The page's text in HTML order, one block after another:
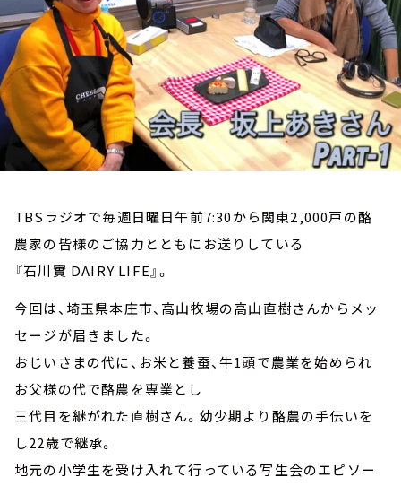
TBSラジオで毎週日曜日午前7:30から関東2,000戸の酪
農家の皆様のご協力とともにお送りしている
『石川實 DAIRY LIFE』。
今回は、埼玉県本庄市、高山牧場の高山直樹さんからメッ
セージが届きました。
おじいさまの代に、お米と養蚕、牛1頭で農業を始められ
お父様の代で酪農を専業とし
三代目を継がれた直樹さん。幼少期より酪農の手伝いを
し22歳で継承。
地元の小学生を受け入れて行っている写生会のエピソー